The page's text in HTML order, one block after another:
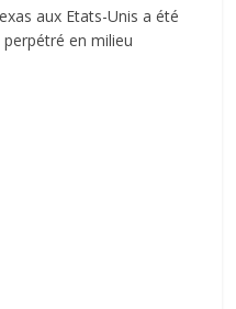
aux Etats-Unis a été
en milieu